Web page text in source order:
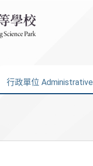
行政單位 Administrative